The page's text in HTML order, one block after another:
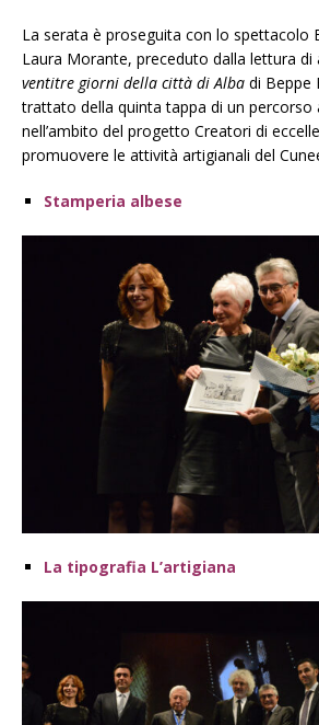
La serata è proseguita con lo spettacolo
Laura Morante, preceduto dalla lettura di
ventitre giorni della città di Alba di Beppe
trattato della quinta tappa di un percorso
nell’ambito del progetto Creatori di
promuovere le attività artigianali del
Stamperia albese
La tipografia L’artigiana